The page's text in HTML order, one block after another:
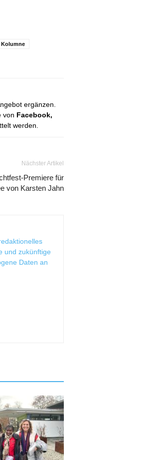
Kolumne
ergänzen.
von Facebook,
werden.
Nächster Artikel
Premiere für
von Karsten Jahn
und zukünftige
Daten an